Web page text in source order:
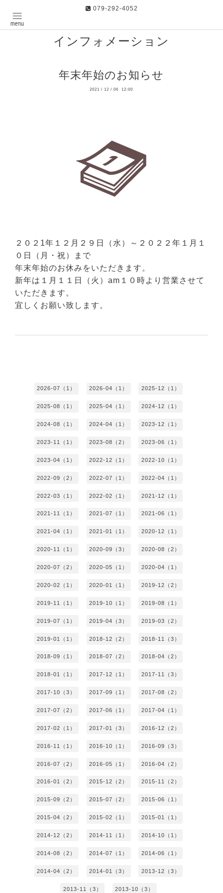
079-292-4052
インフォメーション
年末年始のお知らせ
2021 /12 /06 12:00
２０２1年１２月２９日（水）
～２０２２年１月１
０日（月・祝）まで
年末年始のお休みをいただきます。
新年は１月１１日（火）am１０時より営業させて
いただきます。
宜しくお願い致します。
2026-07（1） 2026-04（1） 2025-12（1）
2025-08（1） 2025-04（1） 2024-12（1）
2024-08（1） 2024-04（1） 2023-12（1）
2023-11（1） 2023-08（2） 2023-06（1）
2023-04（1） 2022-12（1） 2022-10（1）
2022-09（2） 2022-07（1） 2022-04（1）
2022-03（1） 2022-02（1） 2021-12（1）
2021-11（1） 2021-07（1） 2021-06（1）
2021-04（1） 2021-01（1） 2020-12（1）
2020-11（1） 2020-09（3） 2020-08（2）
2020-07（2） 2020-05（1） 2020-04（1）
2020-02（1） 2020-01（1） 2019-12（2）
2019-11（1） 2019-10（1） 2019-08（1）
2019-07（1） 2019-04（3） 2019-03（2）
2019-01（1） 2018-12（2） 2018-11（3）
2018-09（1） 2018-07（2） 2018-04（2）
2018-01（1） 2017-12（1） 2017-11（3）
2017-10（3） 2017-09（1） 2017-08（2）
2017-07（2） 2017-06（1） 2017-04（1）
2017-02（1） 2017-01（3） 2016-12（2）
2016-11（1） 2016-10（1） 2016-09（3）
2016-07（2） 2016-05（1） 2016-04（2）
2016-01（2） 2015-12（2） 2015-11（2）
2015-09（2） 2015-07（2） 2015-06（1）
2015-04（2） 2015-02（1） 2015-01（1）
2014-12（2） 2014-11（1） 2014-10（1）
2014-08（2） 2014-07（1） 2014-06（1）
2014-04（2） 2014-01（3） 2013-12（3）
2013-11（3） 2013-10（3）